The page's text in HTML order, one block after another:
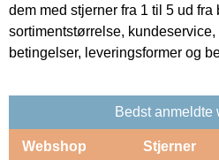
dem med stjerner fra 1 til 5 ud
sortimentstørrelse,
betingelser, leveringsformer og
Bedst anmeldte
Webshop Stjerner